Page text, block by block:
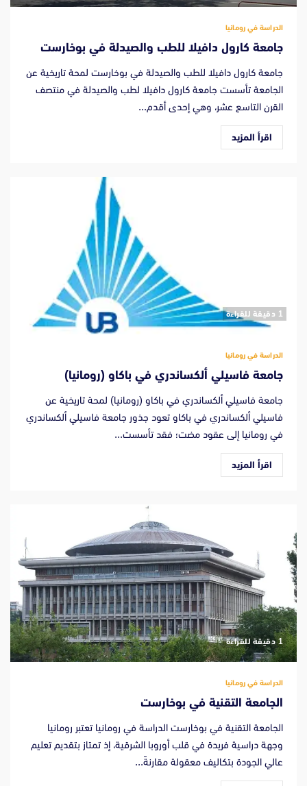
الدراسة في رومانيا
جامعة كارول دافيلا للطب والصيدلة في بوخارست
جامعة كارول دافيلا للطب والصيدلة في بوخارست لمحة تاريخية عن
الجامعة تأسست جامعة كارول دافيلا لطب والصيدلة في منتصف
القرن التاسع عشر، وهي إحدى أقدم...
اقرأ المزيد
‫1 دقيقة للقراءة
الدراسة في رومانيا
جامعة فاسيلي ألكساندري في باكاو (رومانيا)
جامعة فاسيلي ألكساندري في باكاو (رومانيا) لمحة تاريخية عن
فاسيلي ألكساندري في باكاو تعود جذور جامعة فاسيلي ألكساندري
في رومانيا إلى عقود مضت؛ فقد تأسست...
اقرأ المزيد
‫1 دقيقة للقراءة
الدراسة في رومانيا
الجامعة التقنية في بوخارست
الجامعة التقنية في بوخارست الدراسة في رومانيا تعتبر رومانيا
وجهة دراسية فريدة في قلب أوروبا الشرقية، إذ تمتاز بتقديم تعليم
عالي الجودة بتكاليف معقولة مقارنةً...